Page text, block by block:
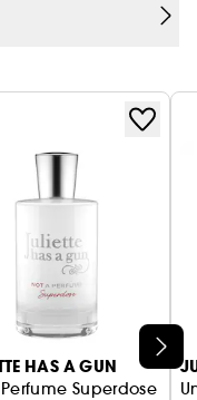
HAS A GUN
Superdose